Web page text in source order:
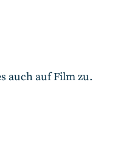
auch auf Film zu.